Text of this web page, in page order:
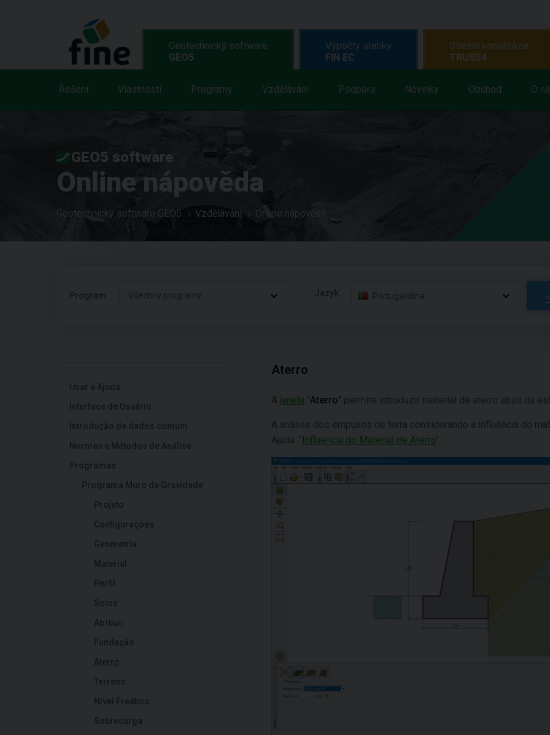
Geotechnický software
GEO5
Řešení Vlastnosti Programy Vzdělávání Podpora Novinky Obchod O
Výpočty statiky
FIN EC
Střešní konstrukce
TRUSS4
GEO5 software
Online nápověda
Geotechnický software GEO5 Vzdělávání Online nápověda
Program: Všechny programy Jazyk: Portugalština
Usar a Ajuda
Interface de Usuário
Introdução de dados comum
Normas e Métodos de Análise
Programas
Programa Muro de Gravidade
Projeto
Configurações
Geometria
Material
Perfil
Solos
Atribuir
Fundação
Aterro
Terreno
Nível Freático
Sobrecarga
Aterro
A janela "Aterro" permite introduzir material de aterro atrás da
A análise dos empuxos de terra considerando a influência do
Ajuda: "Influência do Material de Aterro".